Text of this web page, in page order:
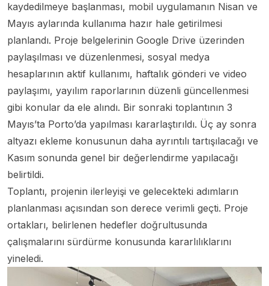
kaydedilmeye başlanması, mobil uygulamanın Nisan ve
Mayıs aylarında kullanıma hazır hale getirilmesi
planlandı. Proje belgelerinin Google Drive üzerinden
paylaşılması ve düzenlenmesi, sosyal medya
hesaplarının aktif kullanımı, haftalık gönderi ve video
paylaşımı, yayılım raporlarının düzenli güncellenmesi
gibi konular da ele alındı. Bir sonraki toplantının 3
Mayıs’ta Porto’da yapılması kararlaştırıldı. Üç ay sonra
altyazı ekleme konusunun daha ayrıntılı tartışılacağı ve
Kasım sonunda genel bir değerlendirme yapılacağı
belirtildi.
Toplantı, projenin ilerleyişi ve gelecekteki adımların
planlanması açısından son derece verimli geçti. Proje
ortakları, belirlenen hedefler doğrultusunda
çalışmalarını sürdürme konusunda kararlılıklarını
yineledi.